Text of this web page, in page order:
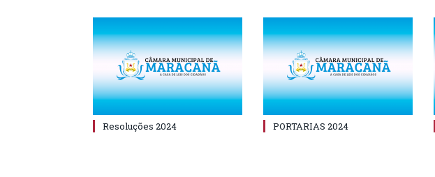
Resoluções 2024 PORTARIAS 2024